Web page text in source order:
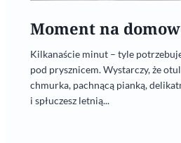
Moment na
Kilkanaście minut – tyle
pod prysznicem. Wystarczy, że
chmurka, pachnącą pianką,
i spłuczesz letnią...